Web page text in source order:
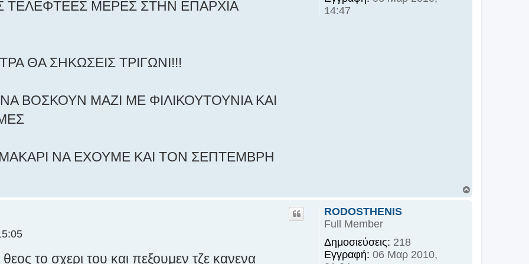
14:47
ΤΕΛΕΦΤΕΕΣ ΜΕΡΕΣ ΣΤΗΝ ΕΠΑΡΧΙΑ
ΘΑ ΣΗΚΩΣΕΙΣ ΤΡΙΓΩΝΙ!!!
ΝΑ ΒΟΣΚΟΥΝ ΜΑΖΙ ΜΕ ΦΙΛΙΚΟΥΤΟΥΝΙΑ ΚΑΙ
ΜΑΚΑΡΙ ΝΑ ΕΧΟΥΜΕ ΚΑΙ ΤΟΝ ΣΕΠΤΕΜΒΡΗ
RODOSTHENIS
Full Member
Δημοσιεύσεις: 218
Εγγραφή: 06 Μαρ 2010,
το σχερι του και πεξουμεν τζε κανενα